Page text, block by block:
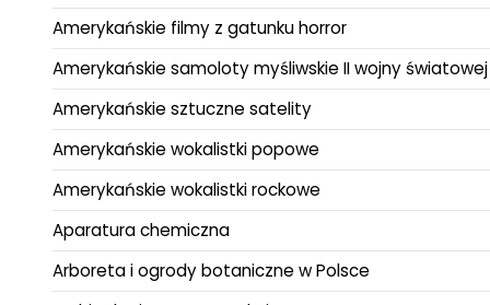
Amerykańskie filmy z gatunku horror
Amerykańskie samoloty myśliwskie II wojny światowej
Amerykańskie sztuczne satelity
Amerykańskie wokalistki popowe
Amerykańskie wokalistki rockowe
Aparatura chemiczna
Arboreta i ogrody botaniczne w Polsce